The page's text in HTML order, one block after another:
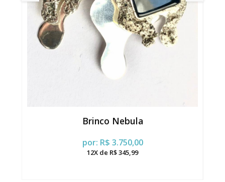
Brinco Nebula
por: R$ 3.750,00
12X de R$ 345,99